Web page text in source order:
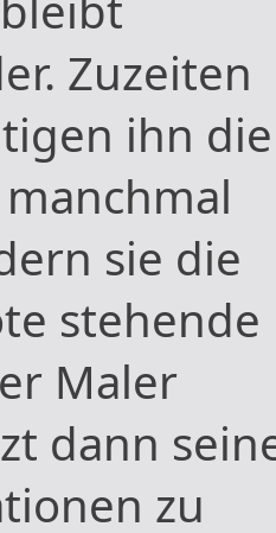
Zuzeiten
ihn die
sie die
stehende
Maler
dann
zu